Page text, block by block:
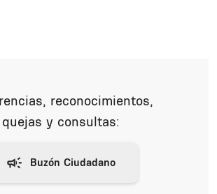
reconocimientos,
quejas y consultas: